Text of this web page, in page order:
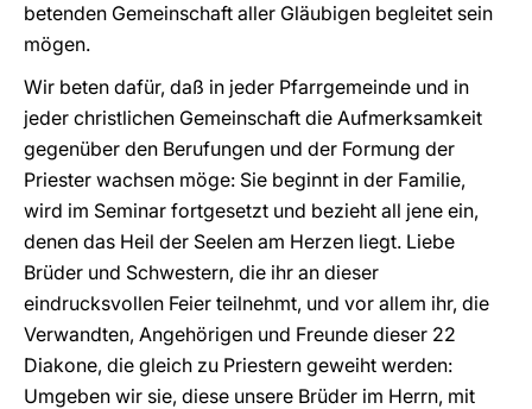
betenden Gemeinschaft aller Gläubigen begleitet sein
mögen.
Wir beten dafür, daß in jeder Pfarrgemeinde und in
jeder christlichen Gemeinschaft die Aufmerksamkeit
gegenüber den Berufungen und der Formung der
Priester wachsen möge: Sie beginnt in der Familie,
wird im Seminar fortgesetzt und bezieht all jene ein,
denen das Heil der Seelen am Herzen liegt. Liebe
Brüder und Schwestern, die ihr an dieser
eindrucksvollen Feier teilnehmt, und vor allem ihr, die
Verwandten, Angehörigen und Freunde dieser 22
Diakone, die gleich zu Priestern geweiht werden:
Umgeben wir sie, diese unsere Brüder im Herrn, mit